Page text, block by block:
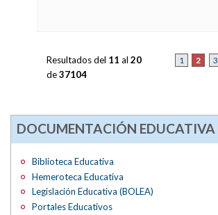
1 2 3
Resultados del 11 al 20
de37104
DOCUMENTACIÓN EDUCATIVA
Biblioteca Educativa
Hemeroteca Educativa
Legislación Educativa (BOLEA)
Portales Educativos